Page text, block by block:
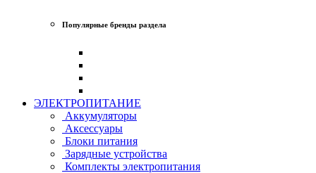
Популярные бренды раздела
ЭЛЕКТРОПИТАНИЕ
Аккумуляторы
Аксессуары
Блоки питания
Зарядные устройства
Комплекты электропитания